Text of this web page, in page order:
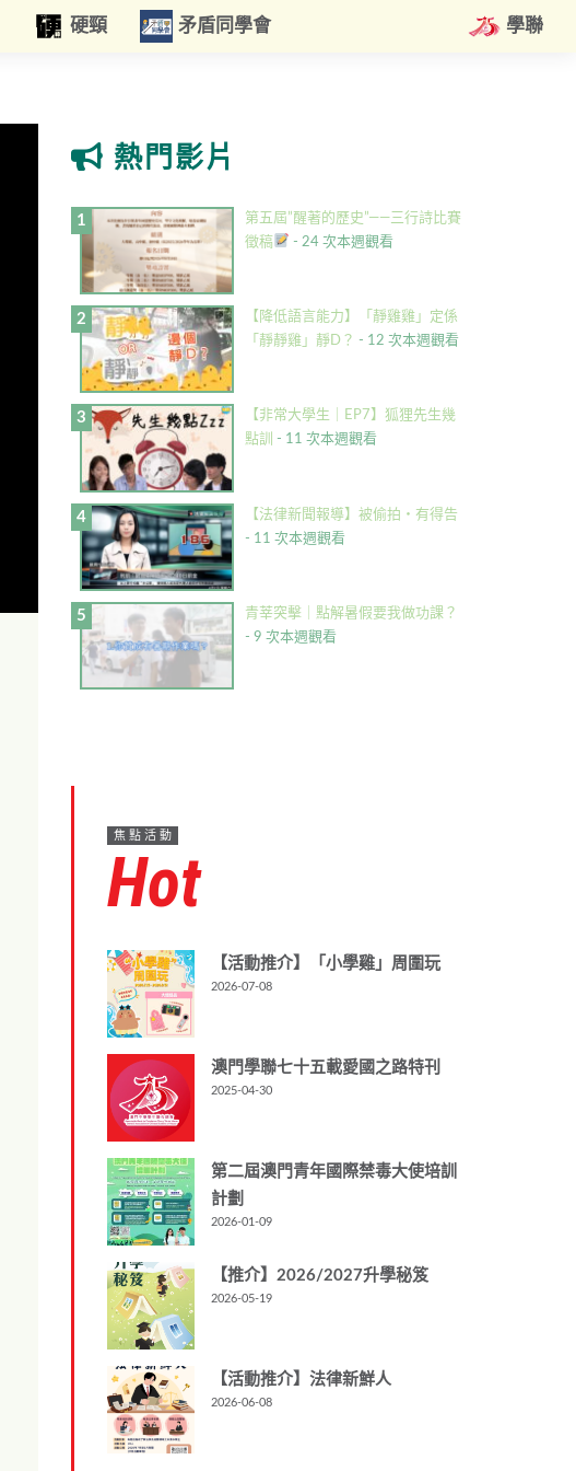
硬頸 矛盾同學會 學聯
熱門影片
第五屆”醒著的歷史”——三行詩比賽
徵稿
- 24 次本週觀看
【降低語言能力】「靜雞雞」定係
「靜靜雞」靜D？ - 12 次本週觀看
【非常大學生｜EP7】狐狸先生幾
點訓 - 11 次本週觀看
【法律新聞報導】被偷拍・有得告
- 11 次本週觀看
青莘突擊｜點解暑假要我做功課？
- 9 次本週觀看
焦點活動
Hot
【活動推介】「小學雞」周圍玩
2026-07-08
澳門學聯七十五載愛國之路特刊
2025-04-30
第二屆澳門青年國際禁毒大使培訓
計劃
2026-01-09
【推介】2026/2027升學秘笈
2026-05-19
【活動推介】法律新鮮人
2026-06-08